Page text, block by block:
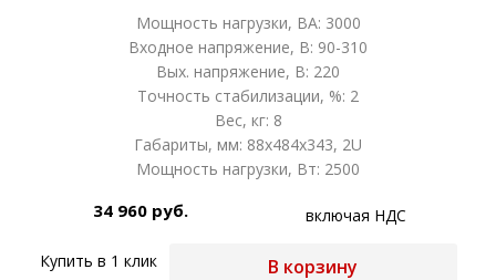
Мощность нагрузки, ВА: 3000
Входное напряжение, В: 90-310
Вых. напряжение, В: 220
Точность стабилизации, %: 2
Вес, кг: 8
Габариты, мм: 88x484x343, 2U
Мощность нагрузки, Вт: 2500
34 960 руб. включая НДС
Купить в 1 клик В корзину